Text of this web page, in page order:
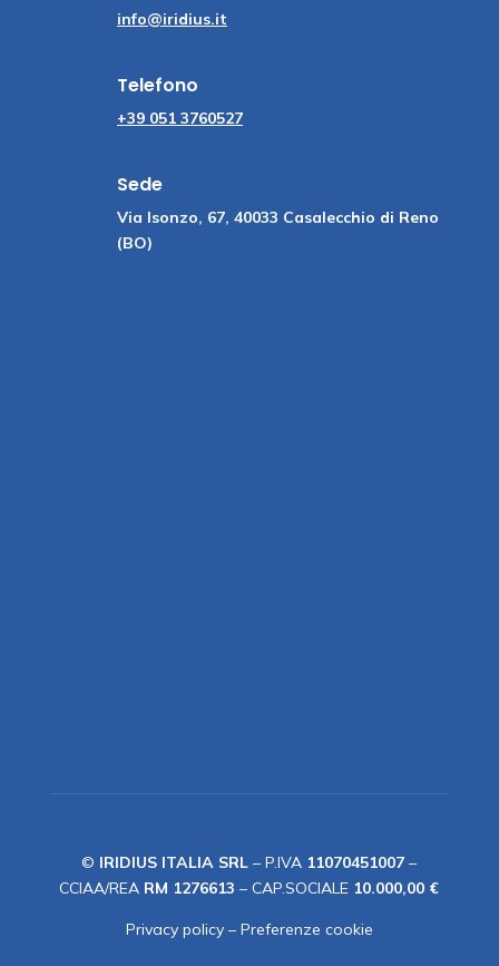
info@iridius.it
Telefono
+39 051 3760527
Sede
Via Isonzo, 67, 40033 Casalecchio di Reno
(BO)
© IRIDIUS ITALIA SRL– P.IVA 11070451007–
CCIAA/REA RM 1276613– CAP.SOCIALE 10.000,00 €
Privacy policy– Preferenze cookie